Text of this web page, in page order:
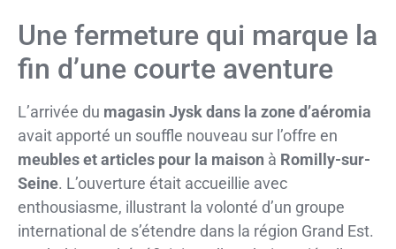
Une fermeture qui marque la
fin d’une courte aventure
L’arrivée du magasin Jysk dans la zone d’aéromia
avait apporté un souffle nouveau sur l’offre en
meubles et articles pour la maison à Romilly-sur-
Seine. L’ouverture était accueillie avec
enthousiasme, illustrant la volonté d’un groupe
international de s’étendre dans la région Grand Est.